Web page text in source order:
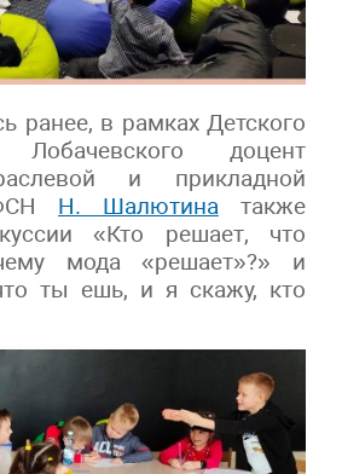
ранее, в рамках Детского
Лобачевского доцент
и прикладной
Н. Шалютина также
«Кто решает, что
мода «решает»?» и
ты ешь, и я скажу, кто